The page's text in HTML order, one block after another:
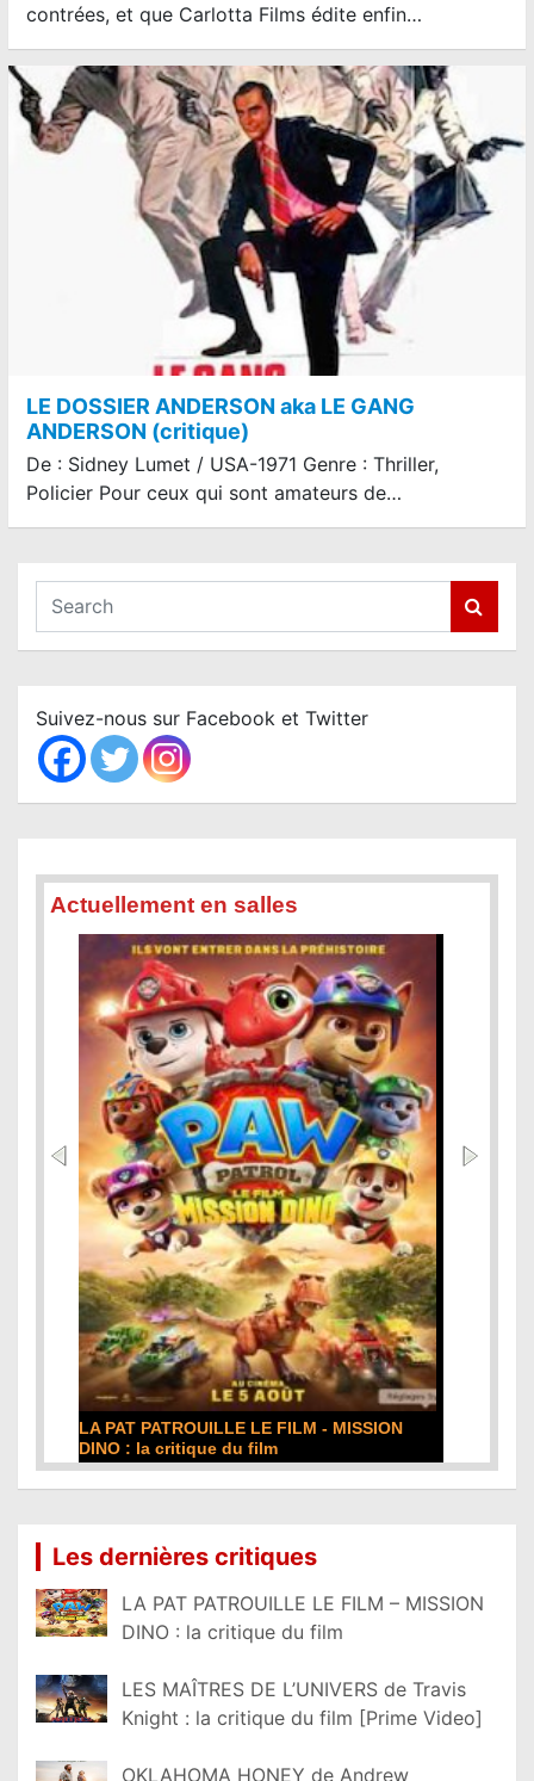
contrées, et que Carlotta Films édite enfin…
LE DOSSIER ANDERSON aka LE GANG
ANDERSON (critique)
De : Sidney Lumet / USA-1971 Genre : Thriller,
Policier Pour ceux qui sont amateurs de…
a
c
h
Suivez-nous sur Facebook et Twitter
Actuellement en salles
LA PAT PATROUILLE LE FILM - MISSION
DINO : la critique du film
Les dernières critiques
LA PAT PATROUILLE LE FILM – MISSION
DINO : la critique du film
LES MAÎTRES DE L’UNIVERS de Travis
Knight : la critique du film [Prime Video]
OKLAHOMA HONEY de Andrew